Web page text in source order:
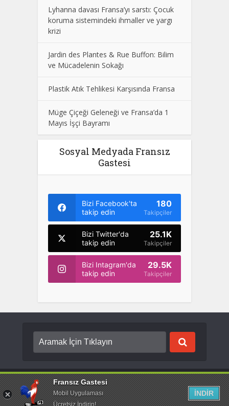
Lyhanna davası Fransa’yı sarstı: Çocuk
koruma sistemindeki ihmaller ve yargı
krizi
Jardin des Plantes & Rue Buffon: Bilim
ve Mücadelenin Sokağı
Plastik Atık Tehlikesi Karşısında Fransa
Müge Çiçeği Geleneği ve Fransa’da 1
Mayıs İşçi Bayramı
Sosyal Medyada Fransız
Gastesi
Bizi Facebook'ta
takip edin
180
Takipçiler
Bizi Twitter'da
takip edin
25.1K
Takipçiler
Bizi Intagram'da
takip edin
29.5K
Takipçiler
Copyright © {2022}. Created byFransız Gastesi. Tüm hakları saklıdır.
Fransız Gastesi
Mobil Uygulaması
Ücretsiz İndirin!
İNDİR